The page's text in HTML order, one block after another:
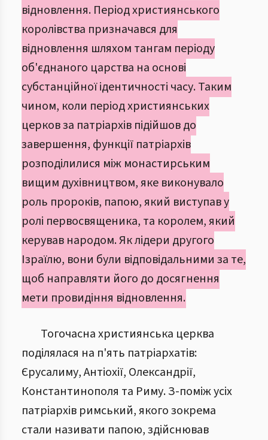
відновлення. Період християнського
королівства призначався для
відновлення шляхом тангам періоду
об'єднаного царства на основі
субстанційної ідентичності часу. Таким
чином, коли період християнських
церков за патріархів підійшов до
завершення, функції патріархів
розподілилися між монастирським
вищим духівництвом, яке виконувало
роль пророків, папою, який виступав у
ролі первосвященика, та королем, який
керував народом. Як лідери другого
Ізраїлю, вони були відповідальними за те,
щоб направляти його до досягнення
мети провидіння відновлення.
Тогочасна християнська церква
поділялася на п'ять патріархатів:
Єрусалиму, Антіохії, Олександрії,
Константинополя та Риму. З-поміж усіх
патріархів римський, якого зокрема
стали називати папою, здійснював